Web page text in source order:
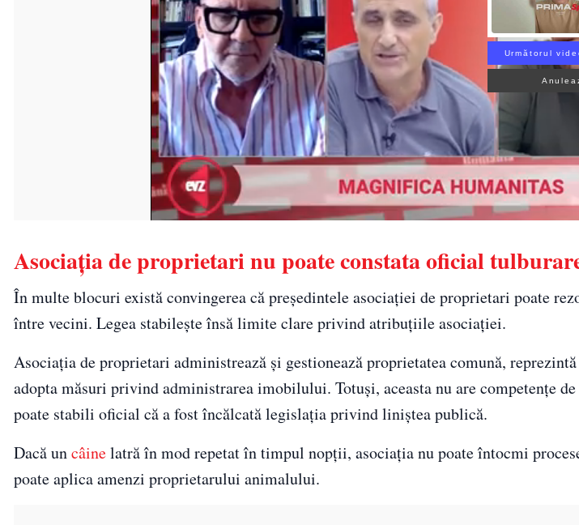
Următorul
Asociația de proprietari nu poate constata oficial
În multe blocuri există convingerea că președintele asociației de proprietari poate
între vecini. Legea stabilește însă limite clare privind atribuțiile asociației.
Asociația de proprietari administrează și gestionează proprietatea comună,
adopta măsuri privind administrarea imobilului. Totuși, aceasta nu are competențe
poate stabili oficial că a fost încălcată legislația privind liniștea publică.
Dacă uncâinelatră în mod repetat în timpul nopții, asociația nu poate întocmi
poate aplica amenzi proprietarului animalului.